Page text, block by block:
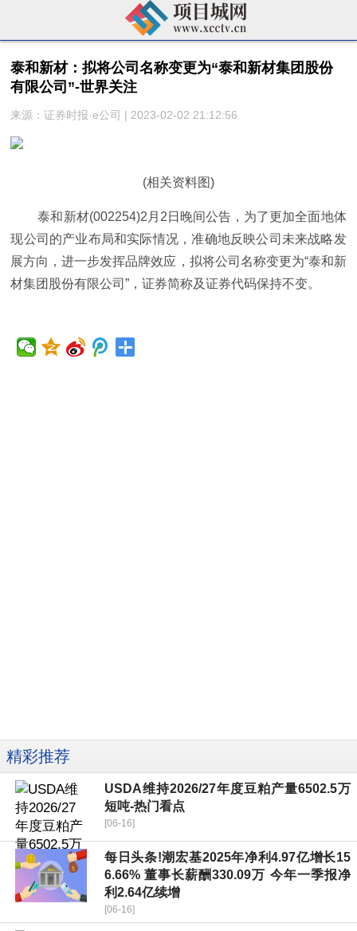
泰和新材：拟将公司名称变更为“泰和新材集团股份
有限公司”-世界关注
来源：证券时报·e公司 | 2023-02-02 21:12:56
(相关资料图)
泰和新材(002254)2月2日晚间公告，为了更加全面地体
现公司的产业布局和实际情况，准确地反映公司未来战略发
展方向，进一步发挥品牌效应，拟将公司名称变更为“泰和新
材集团股份有限公司”，证券简称及证券代码保持不变。
精彩推荐
USDA维持2026/27年度豆粕产量6502.5万
短吨-热门看点
[06-16]
每日头条!潮宏基2025年净利4.97亿增长15
6.66% 董事长薪酬330.09万 今年一季报净
利2.64亿续增
[06-16]